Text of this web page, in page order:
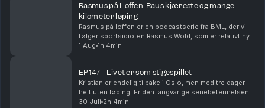
Rasmus på Loffen: Raus kjæreste og mange
kilometer løping
Rasmus på loffen er en podcastserie fra BML, der vi
følger sportsidioten Rasmus Wold, som er relativt ny i
løpegamet. I denne episoden diskuterer gutta noen
1 Aug 1h 4min
EP147 - Livet er som stigespillet
Kristian er endelig tilbake i Oslo, men med tre dager
helt uten løping. Er den langvarige senebetennelsen
endelig på vei ut? Vi snakker om tålmodighet, skader,
30 Juli 2h 4min